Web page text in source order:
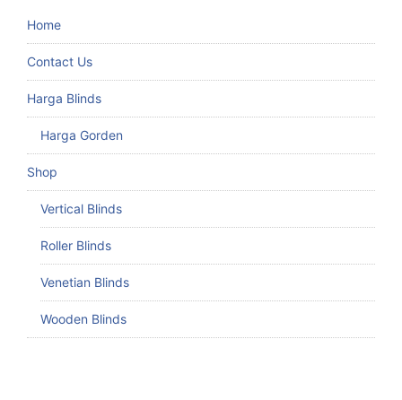
Home
Contact Us
Harga Blinds
Harga Gorden
Shop
Vertical Blinds
Roller Blinds
Venetian Blinds
Wooden Blinds